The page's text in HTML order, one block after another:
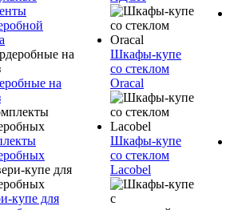
на
купе для
Шкафы-купе
со стеклом
Oracal
Шкафы-купе
со стеклом
Lacobel